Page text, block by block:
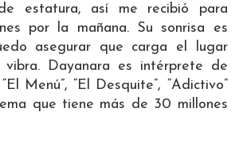
estatura, así me recibió para
por la mañana. Su sonrisa es
asegurar que carga el lugar
vibra. Dayanara es intérprete de
Menú”, “El Desquite”, “Adictivo”
que tiene más de 30 millones